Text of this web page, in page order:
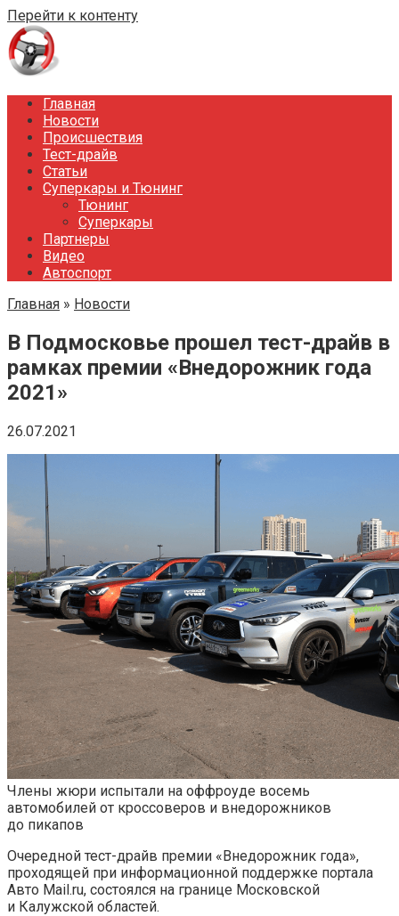
Перейти к контенту
Главная
Новости
Происшествия
Тест-драйв
Статьи
Суперкары и Тюнинг
Тюнинг
Суперкары
Партнеры
Видео
Автоспорт
Главная » Новости
­­В Подмосковье прошел тест-драйв в
рамках премии «Внедорожник года
2021»
26.07.2021
Члены жюри испытали на оффроуде восемь
автомобилей от кроссоверов и внедорожников
до пикапов
Очередной тест-драйв премии «Внедорожник года»,
проходящей при информационной поддержке портала
Авто Mail.ru, состоялся на границе Московской
и Калужской областей.